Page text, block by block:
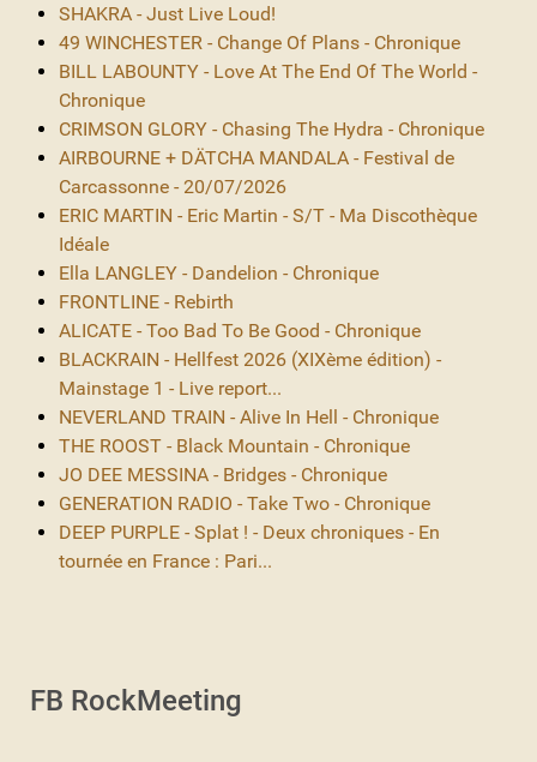
SHAKRA - Just Live Loud!
49 WINCHESTER - Change Of Plans - Chronique
BILL LABOUNTY - Love At The End Of The World -
Chronique
CRIMSON GLORY - Chasing The Hydra - Chronique
AIRBOURNE + DÄTCHA MANDALA - Festival de
Carcassonne - 20/07/2026
ERIC MARTIN - Eric Martin - S/T - Ma Discothèque
Idéale
Ella LANGLEY - Dandelion - Chronique
FRONTLINE - Rebirth
ALICATE - Too Bad To Be Good - Chronique
BLACKRAIN - Hellfest 2026 (XIXème édition) -
Mainstage 1 - Live report...
NEVERLAND TRAIN - Alive In Hell - Chronique
THE ROOST - Black Mountain - Chronique
JO DEE MESSINA - Bridges - Chronique
GENERATION RADIO - Take Two - Chronique
DEEP PURPLE - Splat ! - Deux chroniques - En
tournée en France : Pari...
FB RockMeeting